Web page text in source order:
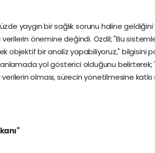
yaygın bir sağlık sorunu haline
verilerin önemine değindi. Özdil; "Bu
objektif bir analiz yapabiliyoruz," bilgisini
yol gösterici olduğunu belirterek;
olması, sürecin yönetilmesine katkı